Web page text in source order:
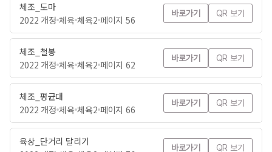
체조_도마
2022 개정 체육 체육2 페이지 56
바로가기 QR 보기
체조_철봉
2022 개정 체육 체육2 페이지 62
바로가기 QR 보기
체조_평균대
2022 개정 체육 체육2 페이지 66
바로가기 QR 보기
육상_단거리 달리기
바로가기 QR 보기